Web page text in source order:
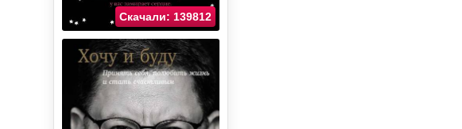
Скачали: 139812